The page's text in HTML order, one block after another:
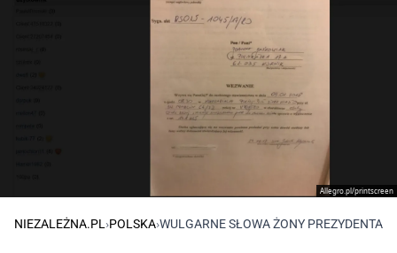
Allegro.pl/printscreen
NIEZALEŻNA.PL ›POLSKA›WULGARNE SŁOWA ŻONY PREZYDENTA